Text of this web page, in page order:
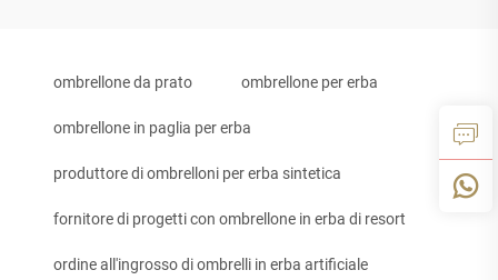
ombrellone da prato ombrellone per erba
ombrellone in paglia per erba
produttore di ombrelloni per erba sintetica
fornitore di progetti con ombrellone in erba di resort
ordine all'ingrosso di ombrelli in erba artificiale